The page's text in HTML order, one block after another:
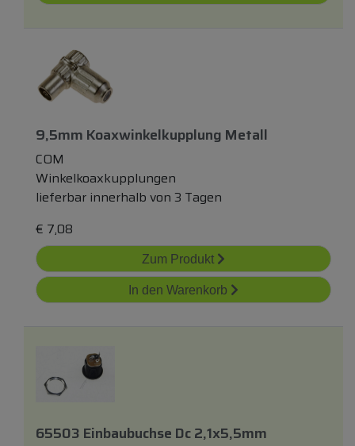
9,5mm Koaxwinkelkupplung Metall
COM
Winkelkoaxkupplungen
lieferbar innerhalb von 3 Tagen
€ 7,08
Zum Produkt
In den Warenkorb
65503 Einbaubuchse Dc 2,1x5,5mm